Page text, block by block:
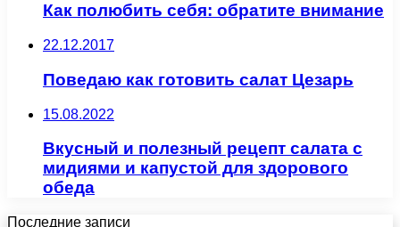
Как полюбить себя: обратите внимание
22.12.2017
Поведаю как готовить салат Цезарь
15.08.2022
Вкусный и полезный рецепт салата с
мидиями и капустой для здорового
обеда
Последние записи